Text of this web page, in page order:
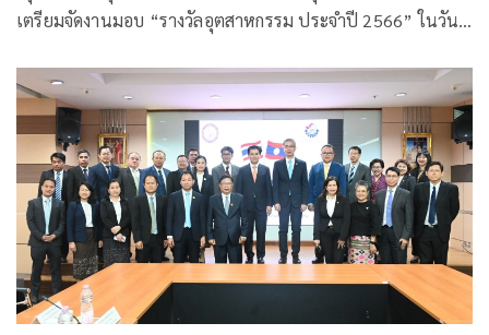
รัฐมนตรี
เตรียมจัดงานมอบ “รางวัลอุตสาหกรรม ประจำปี 2566” ในวัน
โดยนายกรัฐมนตรี
ให้เกียรติเป็นประธานในการมอบรางวัลฯ เพื่อเชิดชูศักยภาพ
องค์กรต้นแบบ 44 แห่งทั่วประเทศ